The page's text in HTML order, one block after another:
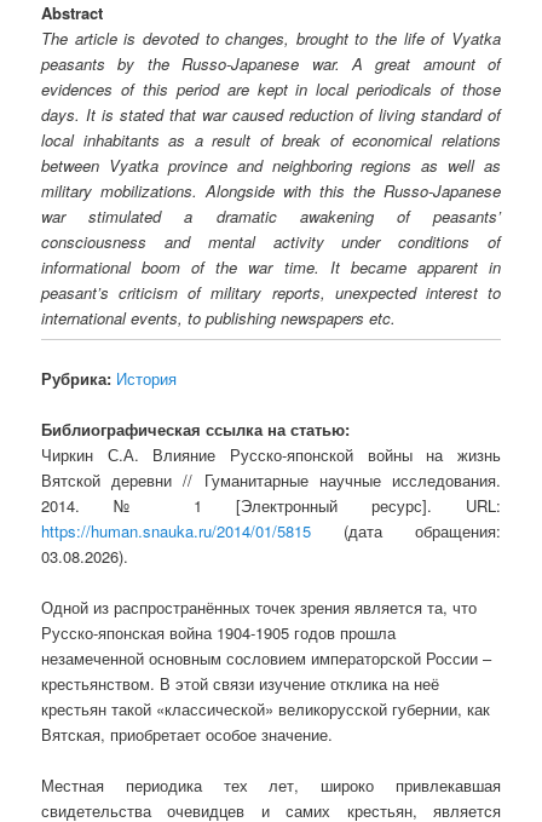
Abstract
The article is devoted to changes, brought to the life of Vyatka
peasants by the Russo-Japanese war. A great amount of
evidences of this period are kept in local periodicals of those
days. It is stated that war caused reduction of living standard of
local inhabitants as a result of break of economical relations
between Vyatka province and neighboring regions as well as
military mobilizations. Alongside with this the Russo-Japanese
war stimulated a dramatic awakening of peasants’
consciousness and mental activity under conditions of
informational boom of the war time. It became apparent in
peasant’s criticism of military reports, unexpected interest to
international events, to publishing newspapers etc.
Рубрика: История
Библиографическая ссылка на статью:
Чиркин С.А. Влияние Русско-японской войны на жизнь
Вятской деревни // Гуманитарные научные исследования.
2014. № 1 [Электронный ресурс]. URL:
https://human.snauka.ru/2014/01/5815 (дата обращения:
03.08.2026).
Одной из распространённых точек зрения является та, что
Русско-японская война 1904-1905 годов прошла
незамеченной основным сословием императорской России –
крестьянством. В этой связи изучение отклика на неё
крестьян такой «классической» великорусской губернии, как
Вятская, приобретает особое значение.
Местная периодика тех лет, широко привлекавшая
свидетельства очевидцев и самих крестьян, является